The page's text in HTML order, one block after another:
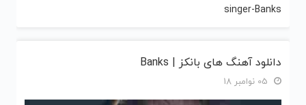
singer-Banks
دانلود آهنگ های بانکز | Banks